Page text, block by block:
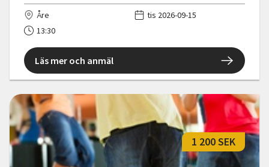
Åre
tis 2026-09-15
13:30
Läs mer och anmäl
1 200 SEK